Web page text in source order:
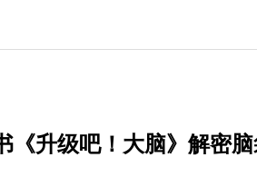
《升级吧！大脑》解密